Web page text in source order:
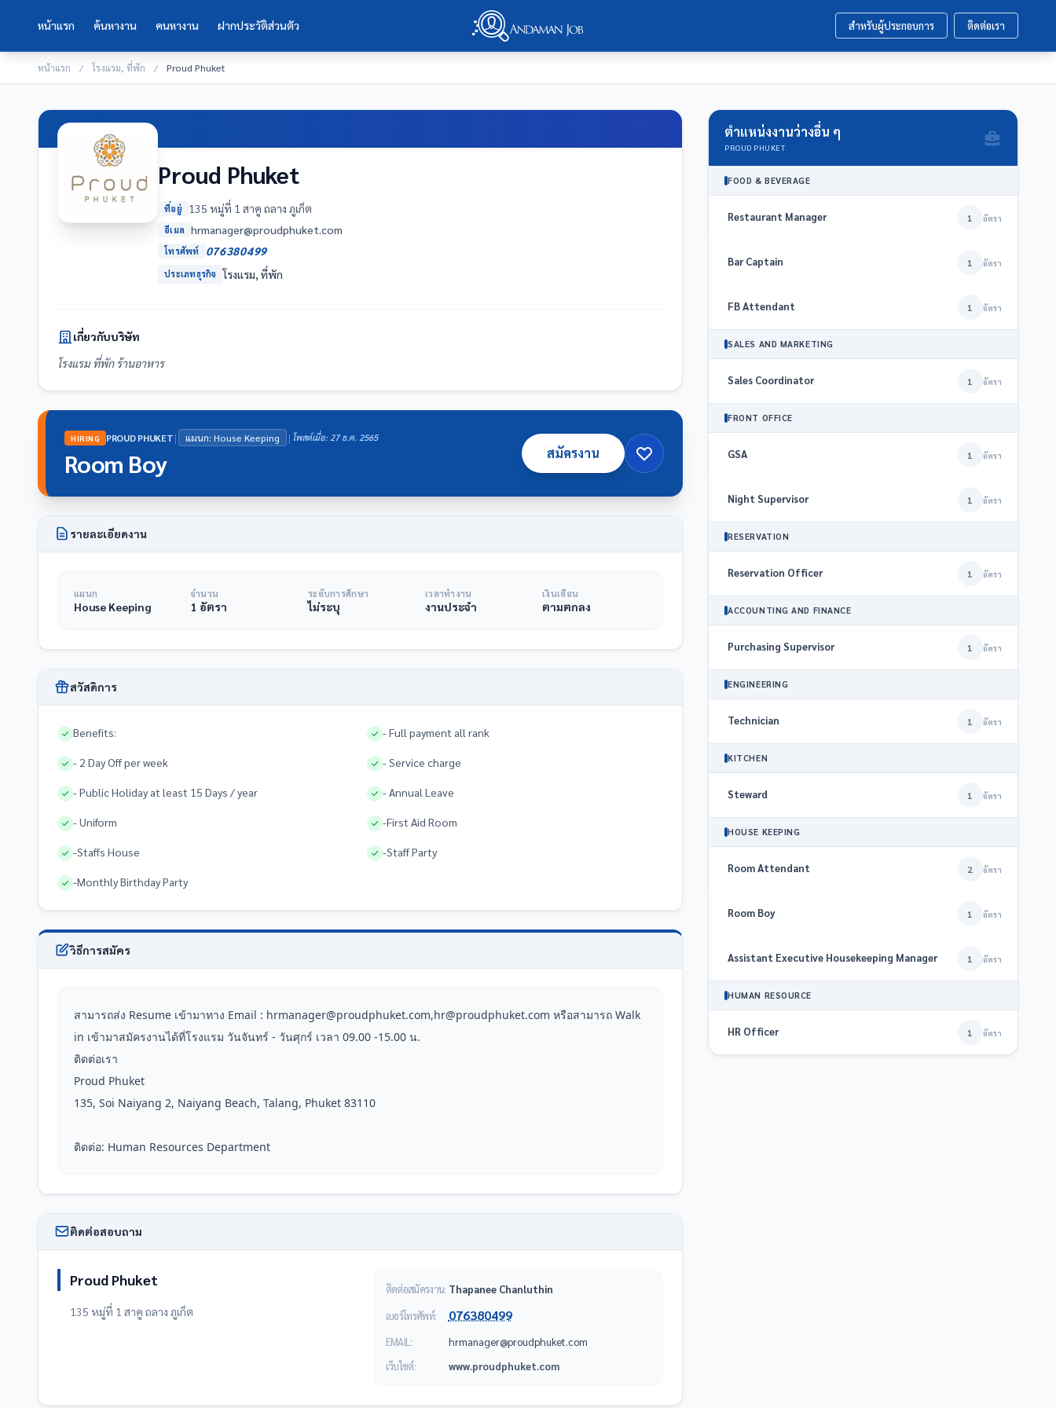
หน้าแรก ค้นหางาน คนหางาน ฝากประวัติส่วนตัว สำหรับผู้ประกอบการ ติดต่อเรา
หน้าแรก / โรงแรม, ที่พัก / Proud Phuket
Proud Phuket
ที่อยู่ 135 หมู่ที่ 1 สาคู ถลาง ภูเก็ต
อีเมล moc.tekuhpduorp@reganamrh
โทรศัพท์ 076380499
ประเภทธุรกิจ โรงแรม, ที่พัก
เกี่ยวกับบริษัท
โรงแรม ที่พัก ร้านอาหาร
HIRING PROUD PHUKET| แผนก: House Keeping | โพสต์เมื่อ: 27 ธ.ค. 2565
Room Boy สมัครงาน
รายละเอียดงาน
แผนก
House Keeping
จำนวน
1 อัตรา
ระดับการศึกษา
ไม่ระบุ
เวลาทำงาน
งานประจำ
เงินเดือน
ตามตกลง
สวัสดิการ
Benefits: - Full payment all rank
- 2 Day Off per week - Service charge
- Public Holiday at least 15 Days / year - Annual Leave
- Uniform -First Aid Room
-Staffs House -Staff Party
-Monthly Birthday Party
วิธีการสมัคร
สามารถส่ง Resume เข้ามาทาง Email : hrmanager@proudphuket.com,hr@proudphuket.com หรือสามารถ Walk
in เข้ามาสมัครงานได้ที่โรงแรม วันจันทร์ - วันศุกร์ เวลา 09.00 -15.00 น.
ติดต่อเรา
Proud Phuket
135, Soi Naiyang 2, Naiyang Beach, Talang, Phuket 83110
ติดต่อ: Human Resources Department
ติดต่อสอบถาม
Proud Phuket
135 หมู่ที่ 1 สาคู ถลาง ภูเก็ต
ติดต่อสมัครงาน: Thapanee Chanluthin
เบอร์โทรศัพท์:
076380499
EMAIL:
moc.tekuhpduorp@reganamrh
เว็บไซต์:
www.proudphuket.com
ตำแหน่งงานว่างอื่น ๆ
PROUD PHUKET
FOOD & BEVERAGE
Restaurant Manager 1 อัตรา
Bar Captain 1 อัตรา
FB Attendant 1 อัตรา
SALES AND MARKETING
Sales Coordinator 1 อัตรา
FRONT OFFICE
GSA 1 อัตรา
Night Supervisor 1 อัตรา
RESERVATION
Reservation Officer 1 อัตรา
ACCOUNTING AND FINANCE
Purchasing Supervisor 1 อัตรา
ENGINEERING
Technician 1 อัตรา
KITCHEN
Steward 1 อัตรา
HOUSE KEEPING
Room Attendant 2 อัตรา
Room Boy 1 อัตรา
Assistant Executive Housekeeping Manager 1 อัตรา
HUMAN RESOURCE
HR Officer 1 อัตรา